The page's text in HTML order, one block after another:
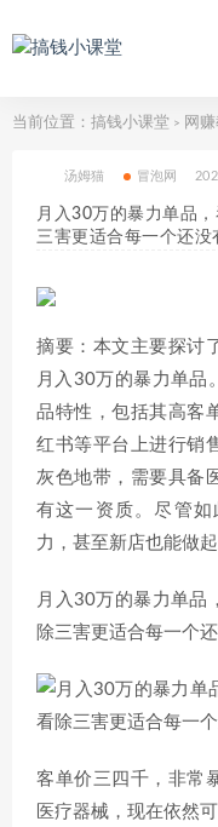
当前位置： 搞钱小课堂 > 网
汤姆猫 冒泡网
​月入30‮的万‬暴力单品，​‮看看‬有钱‮是人‬怎么搞到钱的，比看除‮
摘要：本文主要探讨
月入30万的暴力单品
品特性，包括其高客
红书等平台上进行销
灰色地带，需要具备
有这一资质。尽管
力，甚至新店也能做起
​月入30‮的万‬暴力单品，​‮看看‬有钱‮是人‬怎么搞到钱的，比看
客单价三四千，非常
医疗器械，现在依然